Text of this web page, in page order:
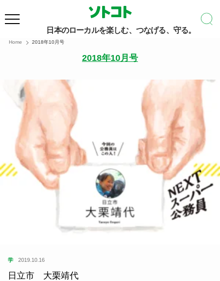
日本のローカルを楽しむ、つなげる、守る。
Home 2018年10月号
2018年10月号
学 2019.10.16
日立市 大栗靖代